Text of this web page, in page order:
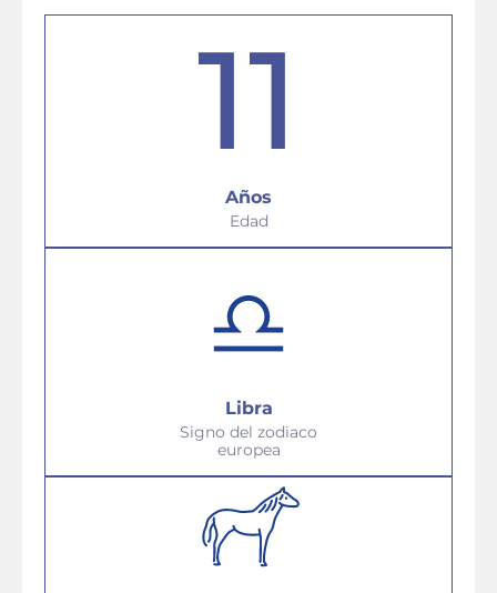
11
Años
Edad
Libra
Signo del zodiaco
europea